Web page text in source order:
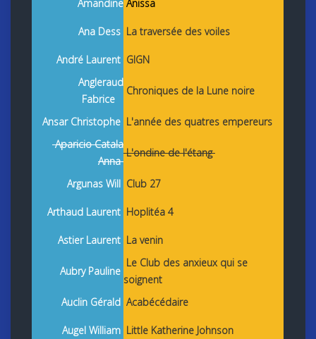
Amandine Anissa
Ana Dess La traversée des voiles
André Laurent GIGN
Angleraud
Fabrice
Chroniques de la Lune noire
Ansar Christophe L'année des quatres empereurs
Aparicio Catala
Anna
L'ondine de l'étang
Argunas Will Club 27
Arthaud Laurent Hoplitéa 4
Astier Laurent La venin
Aubry Pauline
Le Club des anxieux qui se
soignent
Auclin Gérald Acabécédaire
Augel William Little Katherine Johnson